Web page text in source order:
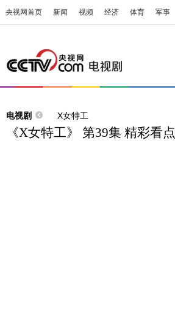
央视网首页 新闻 视频 经济 体育 军事
电视剧 X女特工
《X女特工》 第39集 精彩看点